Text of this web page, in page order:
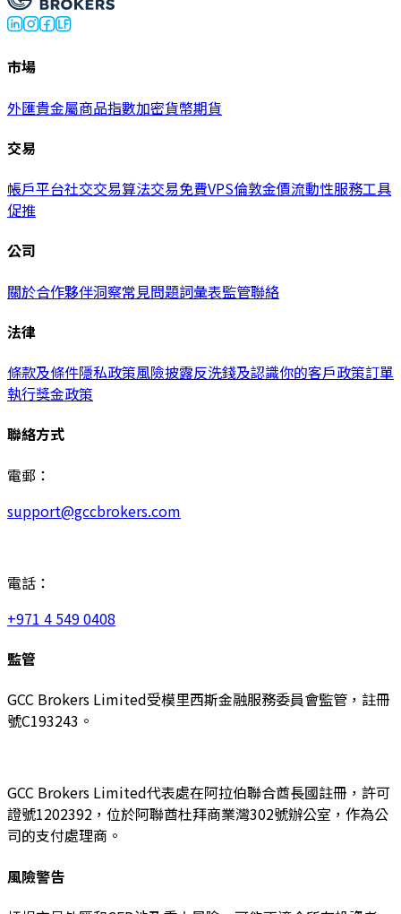
市場
外匯貴金屬商品指數加密貨幣期貨
交易
帳戶平台社交交易算法交易免費VPS倫敦金價流動性服務工具
促推
公司
關於合作夥伴洞察常見問題詞彙表監管聯絡
法律
條款及條件隱私政策風險披露反洗錢及認識你的客戶政策訂單
執行獎金政策
聯絡方式
電郵：
support@gccbrokers.com
電話：
+971 4 549 0408
監管
GCC Brokers Limited受模里西斯金融服務委員會監管，註冊
號C193243。
GCC Brokers Limited代表處在阿拉伯聯合酋長國註冊，許可
證號1202392，位於阿聯酋杜拜商業灣302號辦公室，作為公
司的支付處理商。
風險警告